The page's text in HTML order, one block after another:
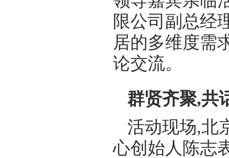
限公司副总经
居的多维度需
论交流。
群贤齐聚,共
活动现场,北
心创始人陈志